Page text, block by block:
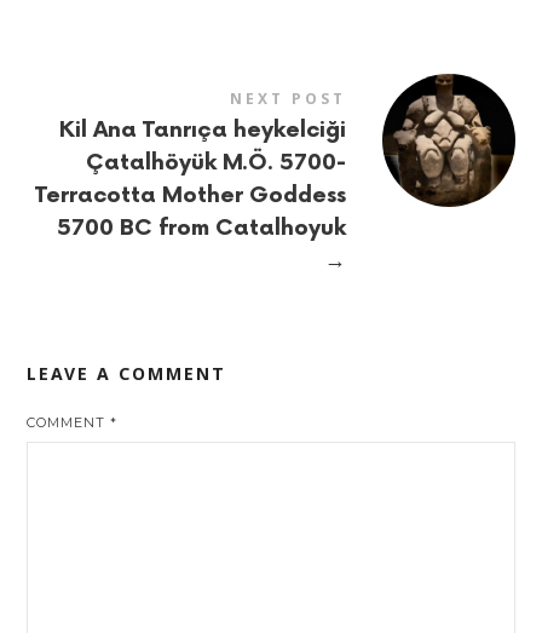
NEXT POST
Kil Ana Tanrıça heykelciği
Çatalhöyük M.Ö. 5700-
Terracotta Mother Goddess
5700 BC from Catalhoyuk
→
LEAVE A COMMENT
COMMENT*